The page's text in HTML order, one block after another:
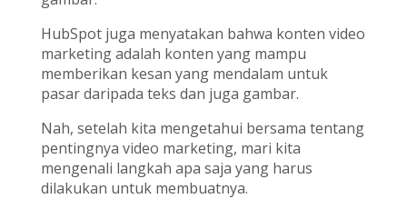
HubSpot juga menyatakan bahwa konten video
marketing adalah konten yang mampu
memberikan kesan yang mendalam untuk
pasar daripada teks dan juga gambar.
Nah, setelah kita mengetahui bersama tentang
pentingnya video marketing, mari kita
mengenali langkah apa saja yang harus
dilakukan untuk membuatnya.